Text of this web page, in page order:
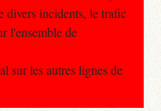
divers incidents, le trafic
l'ensemble de
sur les autres lignes de